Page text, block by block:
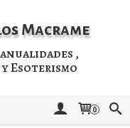
Macrame
,
Esoterismo
0